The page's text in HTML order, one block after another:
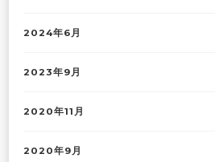
2024年6月
2023年9月
2020年11月
2020年9月